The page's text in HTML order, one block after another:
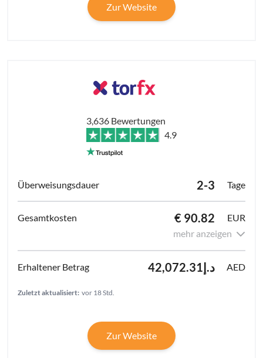
Zur Website
3,636 Bewertungen
4.9
2-3 Tage
€ 90.82
EUR
mehr anzeigen
د.إ42,072.31 AED
Zuletzt aktualisiert: vor 18 Std.
Zur Website